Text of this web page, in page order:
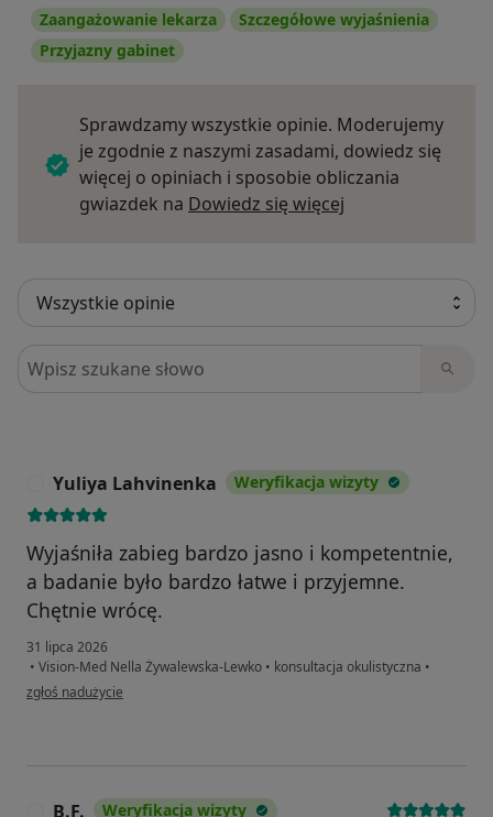
Zaangażowanie lekarza
Szczegółowe wyjaśnienia
Przyjazny gabinet
Sprawdzamy wszystkie opinie. Moderujemy
je zgodnie z naszymi zasadami, dowiedz się
więcej o opiniach i sposobie obliczania
gwiazdek na Dowiedz się więcej
Szukaj w opiniach
Yuliya Lahvinenka Weryfikacja wizyty
Wyjaśniła zabieg bardzo jasno i kompetentnie,
a badanie było bardzo łatwe i przyjemne.
Chętnie wrócę.
31 lipca 2026
• Vision-Med Nella Żywalewska-Lewko • konsultacja okulistyczna •
w opinii użytkownika Yuliya Lahvinenka
zgłoś nadużycie
B.F. Weryfikacja wizyty